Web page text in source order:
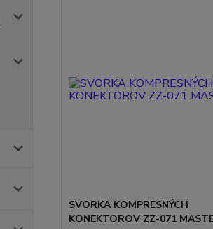
SVORKA KOMPRESNÝCH
KONEKTOROV ZZ-071